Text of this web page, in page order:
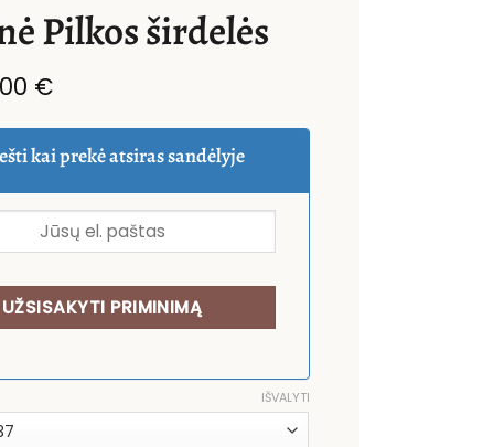
Pilkos širdelės
€.
€Current
is:
3,00 €.
kai prekė atsiras sandėlyje
IŠVALYTI